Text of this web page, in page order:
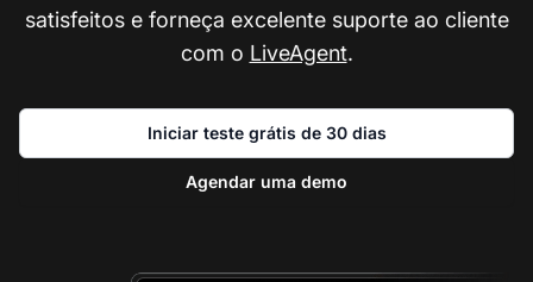
satisfeitos e forneça excelente suporte ao cliente
com o LiveAgent.
Iniciar teste grátis de 30 dias
Agendar uma demo